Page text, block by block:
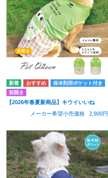
保冷剤用ポケット付き
前開き
【2026年春夏新商品】キウイいいね
メーカー希望小売価格
2,900円